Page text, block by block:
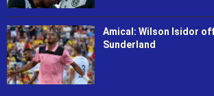
Amical: Wilson Isidor
Sunderland